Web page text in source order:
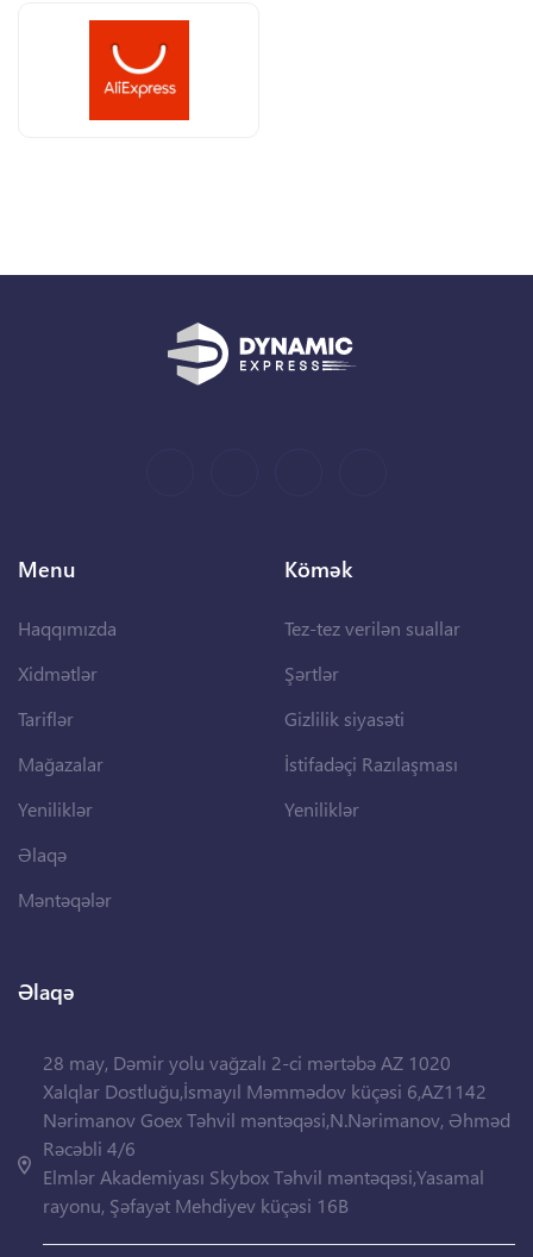
Menu
Haqqımızda
Xidmətlər
Tariflər
Mağazalar
Yeniliklər
Əlaqə
Məntəqələr
Kömək
Tez-tez verilən suallar
Şərtlər
Gizlilik siyasəti
İstifadəçi Razılaşması
Yeniliklər
Əlaqə
28 may, Dəmir yolu vağzalı 2-ci mərtəbə AZ 1020
Xalqlar Dostluğu,İsmayıl Məmmədov küçəsi 6,AZ1142
Nərimanov Goex Təhvil məntəqəsi,N.Nərimanov, Əhməd
Rəcəbli 4/6
Elmlər Akademiyası Skybox Təhvil məntəqəsi,Yasamal
rayonu, Şəfayət Mehdiyev küçəsi 16B